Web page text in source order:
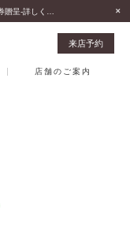
来店予約
店舗のご案内